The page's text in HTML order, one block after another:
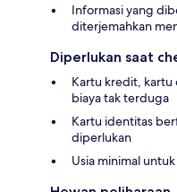
Informasi yang
diterjemahkan
Diperlukan saat
Kartu kredit,
biaya tak terduga
Kartu identitas
diperlukan
Usia minimal